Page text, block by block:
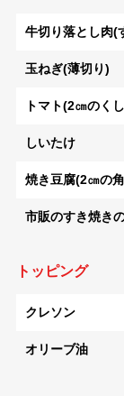
牛切り落とし肉(
玉ねぎ(薄切り)
トマト(2㎝のく
しいたけ
焼き豆腐(2㎝の
市販のすき焼き
トッピング
クレソン
オリーブ油